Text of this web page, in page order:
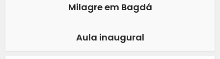
Milagre em Bagdá
Aula inaugural